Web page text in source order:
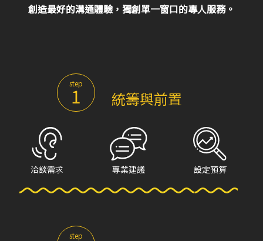
創造最好的溝通體驗，獨創單一窗口的專人服務。
step
1 統籌與前置
洽談需求 專業建議 設定預算
step